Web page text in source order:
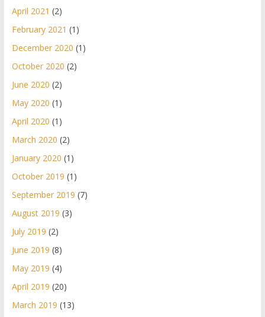
April 2021 (2)
February 2021 (1)
December 2020 (1)
October 2020 (2)
June 2020 (2)
May 2020 (1)
April 2020 (1)
March 2020 (2)
January 2020 (1)
October 2019 (1)
September 2019 (7)
August 2019 (3)
July 2019 (2)
June 2019 (8)
May 2019 (4)
April 2019 (20)
March 2019 (13)